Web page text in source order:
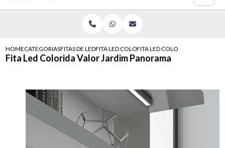
HOMECATEGORIASFITAS DE LEDFITA LED COLORIDA COM CONTROLE
FITA LED COLORIDA VALOR
Fita Led Colorida Valor Jardim Panorama